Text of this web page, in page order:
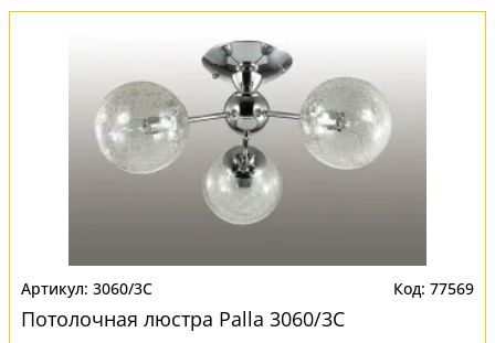
3060/3C 77569
Потолочная люстра Palla 3060/3C